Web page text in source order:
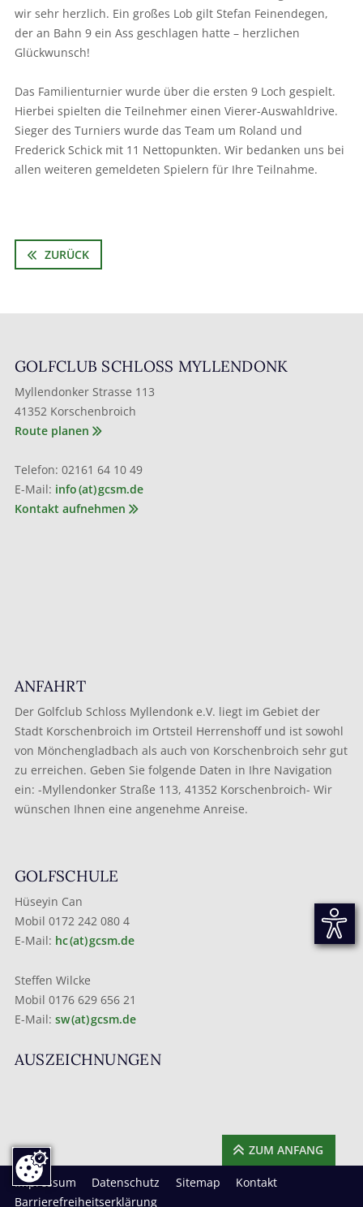
wir sehr herzlich. Ein großes Lob gilt Stefan Feinendegen,
der an Bahn 9 ein Ass geschlagen hatte – herzlichen
Glückwunsch!
Das Familienturnier wurde über die ersten 9 Loch gespielt.
Hierbei spielten die Teilnehmer einen Vierer-Auswahldrive.
Sieger des Turniers wurde das Team um Roland und
Frederick Schick mit 11 Nettopunkten. Wir bedanken uns bei
allen weiteren gemeldeten Spielern für Ihre Teilnahme.
ZURÜCK
GOLFCLUB SCHLOSS MYLLENDONK
Myllendonker Strasse 113
41352 Korschenbroich
Route planen
Telefon: 02161 64 10 49
E-Mail: info (at) gcsm.de
Kontakt aufnehmen
ANFAHRT
Der Golfclub Schloss Myllendonk e.V. liegt im Gebiet der
Stadt Korschenbroich im Ortsteil Herrenshoff und ist sowohl
von Mönchengladbach als auch von Korschenbroich sehr gut
zu erreichen. Geben Sie folgende Daten in Ihre Navigation
ein: -Myllendonker Straße 113, 41352 Korschenbroich- Wir
wünschen Ihnen eine angenehme Anreise.
GOLFSCHULE
Hüseyin Can
Mobil 0172 242 080 4
E-Mail: hc (at) gcsm.de
Steffen Wilcke
Mobil 0176 629 656 21
E-Mail: sw (at) gcsm.de
AUSZEICHNUNGEN
ZUM ANFANG
Impressum Datenschutz Sitemap
Kontakt
Barrierefreiheitserklärung